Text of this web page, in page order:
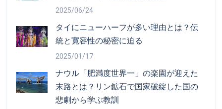
2025/06/24
タイにニューハーフが多い理由とは？伝
統と寛容性の秘密に迫る
2025/01/17
ナウル「肥満度世界一」の楽園が迎えた
末路とは？リン鉱石で国家破綻した国の
悲劇から学ぶ教訓